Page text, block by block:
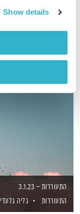
Show details אודיו
התעוררות – 3.1.23
התעוררות
גליה גלעדי